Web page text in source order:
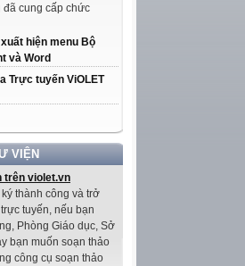
cung cấp chức
hiện menu Bộ
và Word
Trực tuyến ViOLET
VIỆN
trên violet.vn
thành công và trở
tuyến, nếu bạn
Phòng Giáo dục, Sở
bạn muốn soạn thảo
công cụ soạn thảo